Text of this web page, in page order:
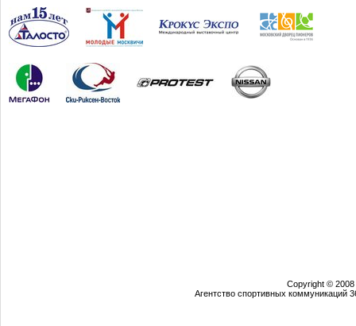
Copyright © 2008
Агентство спортивных коммуникаций